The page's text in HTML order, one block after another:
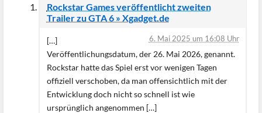
Rockstar Games veröffentlicht zweiten
Trailer zu GTA 6 » Xgadget.de
6. Mai 2025 um 16:08 Uhr
[…]
Veröffentlichungsdatum, der 26. Mai 2026, genannt.
Rockstar hatte das Spiel erst vor wenigen Tagen
offiziell verschoben, da man offensichtlich mit der
Entwicklung doch nicht so schnell ist wie
ursprünglich angenommen […]